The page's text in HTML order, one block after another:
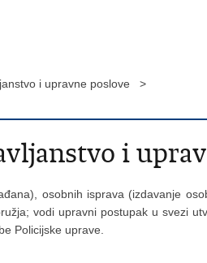
i upravne poslove >
i
osobnih isprava (izdavanje
vodi upravni postupak u svezi
Policijske uprave.